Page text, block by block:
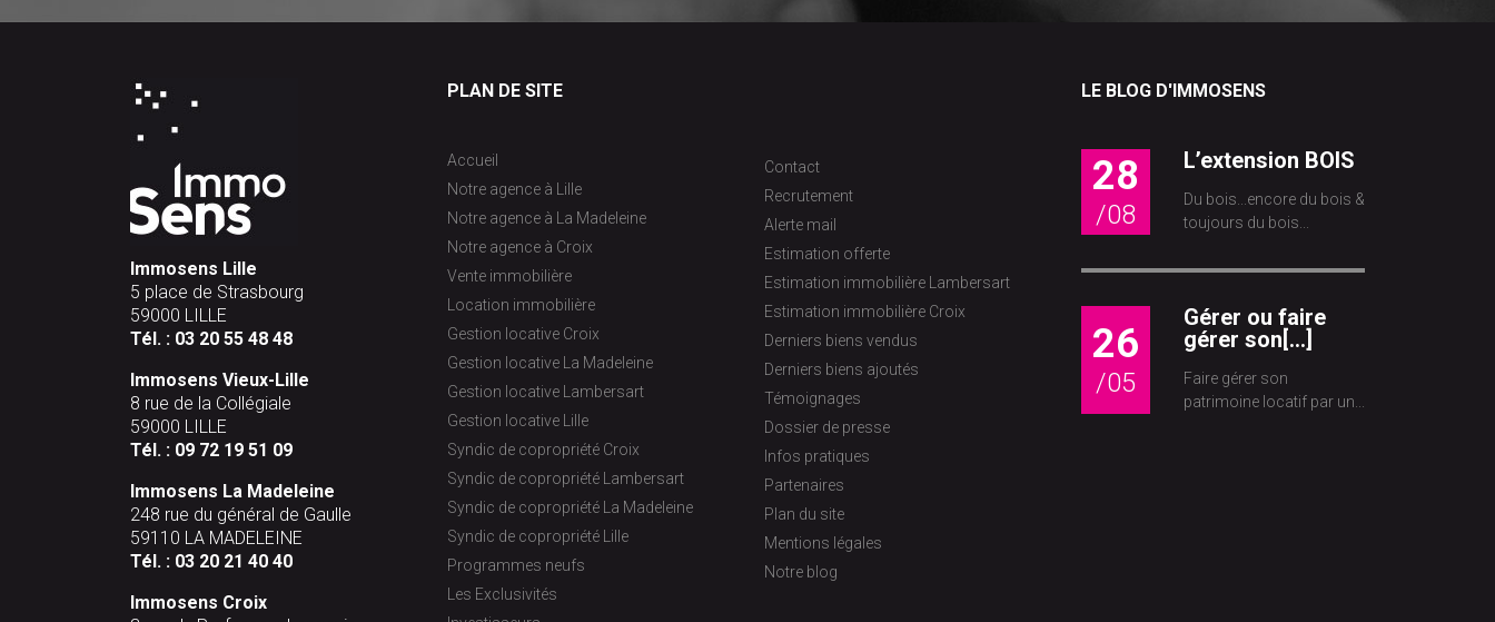
Immosens Lille
5 place de Strasbourg
59000 LILLE
Tél. : 03 20 55 48 48
Immosens Vieux-Lille
8 rue de la Collégiale
59000 LILLE
Tél. : 09 72 19 51 09
Immosens La Madeleine
248 rue du général de Gaulle
59110 LA MADELEINE
Tél. : 03 20 21 40 40
Immosens Croix
PLAN DE SITE
Accueil
Notre agence à Lille
Notre agence à La Madeleine
Notre agence à Croix
Vente immobilière
Location immobilière
Gestion locative Croix
Gestion locative La Madeleine
Gestion locative Lambersart
Gestion locative Lille
Syndic de copropriété Croix
Syndic de copropriété Lambersart
Syndic de copropriété La Madeleine
Syndic de copropriété Lille
Programmes neufs
Les Exclusivités
Contact
Recrutement
Alerte mail
Estimation offerte
Estimation immobilière Lambersart
Estimation immobilière Croix
Derniers biens vendus
Derniers biens ajoutés
Témoignages
Dossier de presse
Infos pratiques
Partenaires
Plan du site
Mentions légales
Notre blog
LE BLOG D'IMMOSENS
28
/08
L’extension BOIS
Du bois...encore du bois &
toujours du bois...
26
/05
Gérer ou faire
gérer son[...]
Faire gérer son
patrimoine locatif par un...